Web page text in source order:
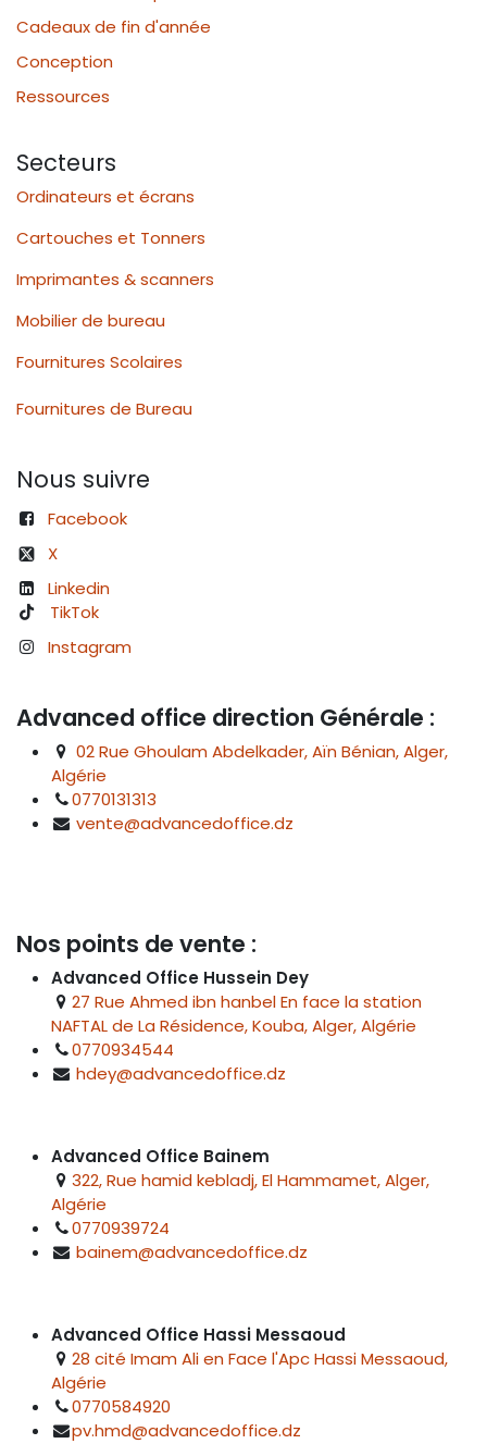
Cadeaux de fin d'année
Conception
Ressources
Secteurs
Ordinateurs et écrans
Cartouches et Tonners
Imprimantes & scanners
Mobilier de bureau
Fournitures Scolaires
Fournitures de Bureau
Nous suivre
Facebook
X
Linkedin
TikTok
Instagram
Advanced office direction Générale :
02 Rue Ghoulam Abdelkader, Aïn Bénian, Alger,
Algérie
0770131313
vente@advancedoffice.dz
Nos points de vente :
Advanced Office Hussein Dey
27 Rue Ahmed ibn hanbel En face la station
NAFTAL de La Résidence, Kouba, Alger, Algérie
0770934544
hdey@advancedoffice.dz
Advanced Office Bainem
322, Rue hamid kebladj, El Hammamet, Alger,
Algérie
0770939724
bainem@advancedoffice.dz
Advanced Office Hassi Messaoud
28 cité Imam Ali en Face l'Apc Hassi Messaoud,
Algérie
0770584920
pv.hmd@advancedoffice.dz